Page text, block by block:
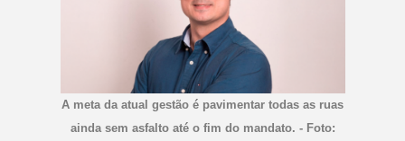
A meta da atual gestão é pavimentar todas as ruas
ainda sem asfalto até o fim do mandato. - Foto: